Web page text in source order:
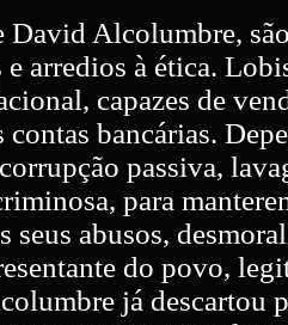
Alcolumbre,
e arredios à ética.
capazes de
contas bancárias.
passiva,
para
seus abusos,
do povo,
já descartou